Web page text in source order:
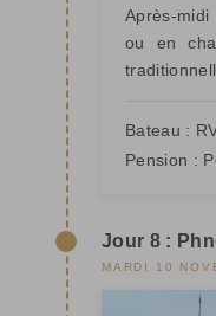
Après-
ou en
Bateau :
Pension :
Jour 8 :
MARDI 10